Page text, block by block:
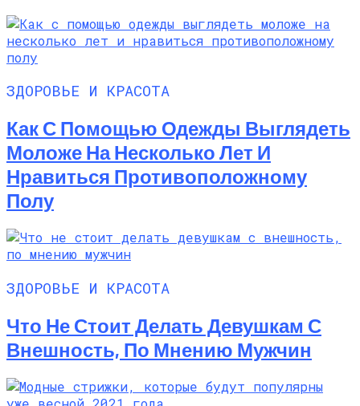
ЗДОРОВЬЕ И КРАСОТА
Как С Помощью Одежды Выглядеть
Моложе На Несколько Лет И
Нравиться Противоположному
Полу
ЗДОРОВЬЕ И КРАСОТА
Что Не Стоит Делать Девушкам С
Внешность, По Мнению Мужчин